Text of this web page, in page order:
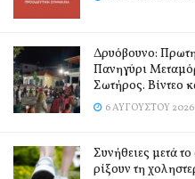
Δρυόβουνο:
Πανηγύρι
Σωτήρος. Βίντεο
6 ΑΥΓΟΎΣΤΟΥ 2026
Συνήθειες μετά
ρίξουν τη